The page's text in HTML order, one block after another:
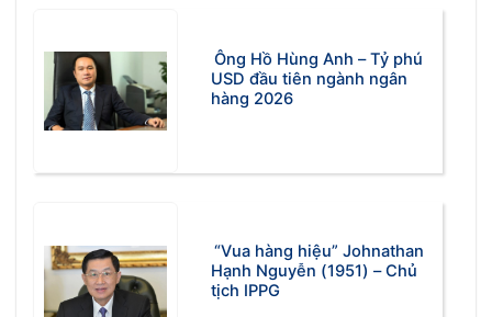
Ông Hồ Hùng Anh – Tỷ phú
USD đầu tiên ngành ngân
hàng 2026
“Vua hàng hiệu” Johnathan
Hạnh Nguyễn (1951) – Chủ
tịch IPPG